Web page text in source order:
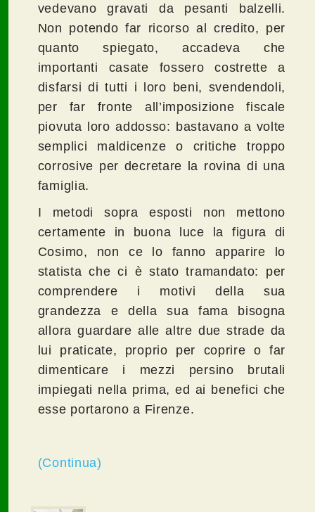
vedevano gravati da pesanti balzelli.
Non potendo far ricorso al credito, per
quanto spiegato, accadeva che
importanti casate fossero costrette a
disfarsi di tutti i loro beni, svendendoli,
per far fronte all’imposizione fiscale
piovuta loro addosso: bastavano a volte
semplici maldicenze o critiche troppo
corrosive per decretare la rovina di una
famiglia.
I metodi sopra esposti non mettono
certamente in buona luce la figura di
Cosimo, non ce lo fanno apparire lo
statista che ci è stato tramandato: per
comprendere i motivi della sua
grandezza e della sua fama bisogna
allora guardare alle altre due strade da
lui praticate, proprio per coprire o far
dimenticare i mezzi persino brutali
impiegati nella prima, ed ai benefici che
esse portarono a Firenze.
(Continua)